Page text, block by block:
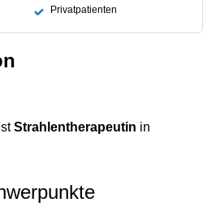
Privatpatienten
Strahlentherapeutin in